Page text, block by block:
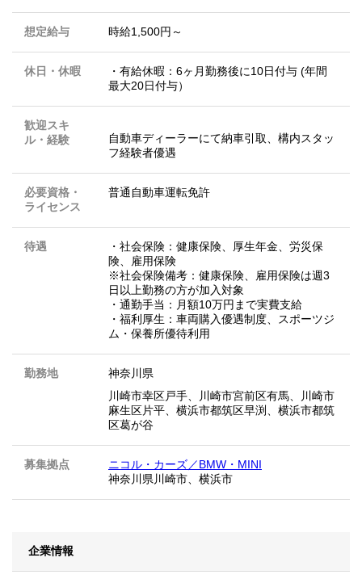
想定給与 時給1,500円～
休日・休暇
・有給休暇：6ヶ月勤務後に10日付与 (年間
最大20日付与）
歓迎スキ
ル・経験
自動車ディーラーにて納車引取、構内スタッ
フ経験者優遇
必要資格・
ライセンス
普通自動車運転免許
待遇
・社会保険：健康保険、厚生年金、労災保
険、雇用保険
※社会保険備考：健康保険、雇用保険は週3
日以上勤務の方が加入対象
・通勤手当：月額10万円まで実費支給
・福利厚生：車両購入優遇制度、スポーツジ
ム・保養所優待利用
勤務地
神奈川県
川崎市幸区戸手、川崎市宮前区有馬、川崎市
麻生区片平、横浜市都筑区早渕、横浜市都筑
区葛が谷
募集拠点
ニコル・カーズ／BMW・MINI
神奈川県川崎市、横浜市
企業情報